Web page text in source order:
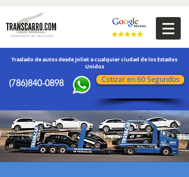
Traslado de autos desde Joliet a cualquier ciudad de los Estados
Unidos
(786)840-0898 Cotizar en 60 Segundos